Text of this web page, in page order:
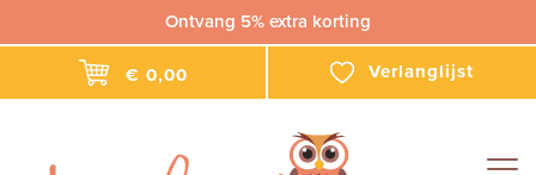
Ontvang 5% extra korting
€ 0,00 Verlanglijst